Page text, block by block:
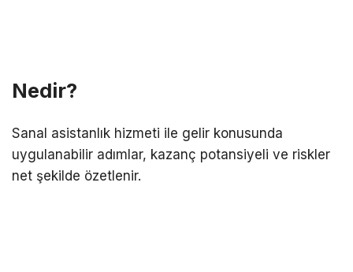
Nedir?
Sanal asistanlık hizmeti ile gelir konusunda
uygulanabilir adımlar, kazanç potansiyeli ve riskler
net şekilde özetlenir.